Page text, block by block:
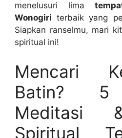
menelusuri lima
Wonogiri terbaik yang
Siapkan ranselmu, mari
spiritual ini!
Mencari
Batin? 5
Meditasi
Spiritual